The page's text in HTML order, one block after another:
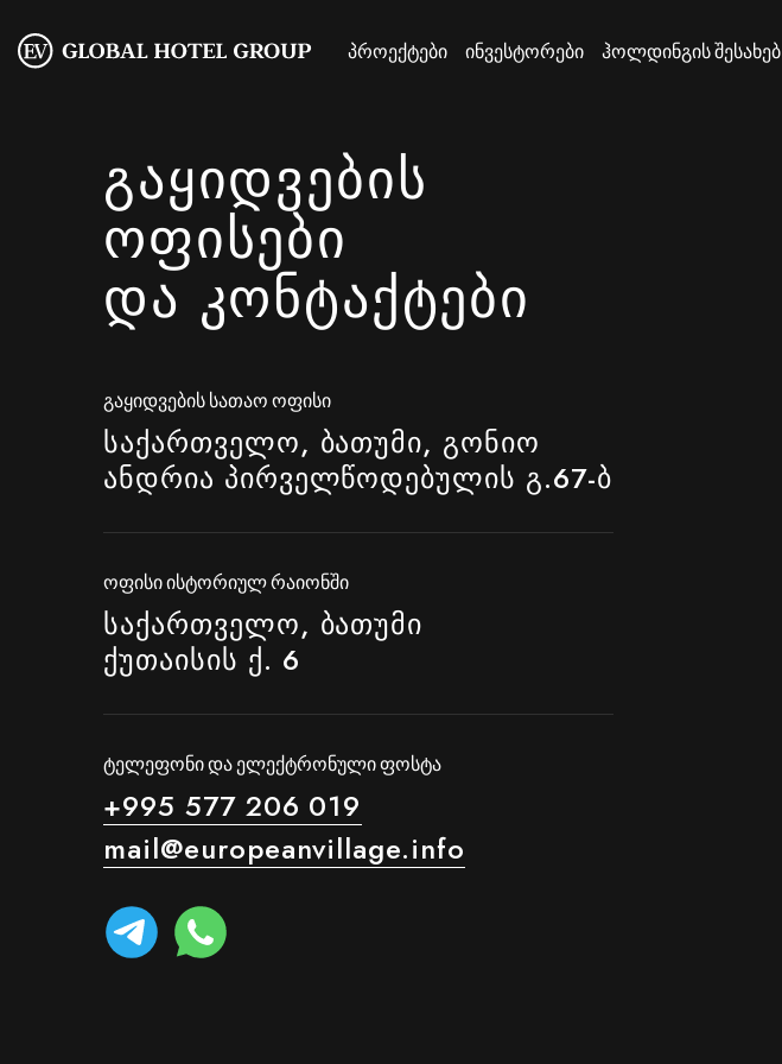
პროექტები ინვესტორები ჰოლდინგის შესახებ
ᲒᲐᲧᲘᲓᲕᲔᲑᲘᲡ
ᲝᲤᲘᲡᲔᲑᲘ
ᲓᲐ ᲙᲝᲜᲢᲐᲥᲢᲔᲑᲘ
გაყიდვების სათაო ოფისი
საქართველო, ბათუმი, გონიო
ანდრია პირველწოდებულის გ.67-ბ
ოფისი ისტორიულ რაიონში
საქართველო, ბათუმი
ქუთაისის ქ. 6
ტელეფონი და ელექტრონული ფოსტა
+995 577 206 019
mail@europeanvillage.info